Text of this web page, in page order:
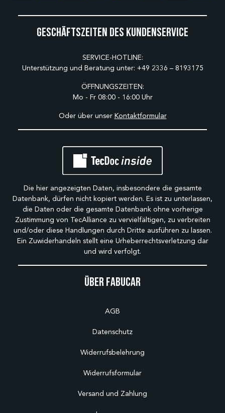
Über Fabucar
AGB
Datenschutz
Widerrufsbelehrung
Widerrufsformular
Versand und Zahlung
Geschäftszeiten des Kundenservice
SERVICE-HOTLINE:
Unterstützung und Beratung unter: +49 2336 – 8193175
ÖFFNUNGSZEITEN:
Mo - Fr 08:00 - 16:00 Uhr
Oder über unser Kontaktformular
Die hier angezeigten Daten, insbesondere die gesamte
Datenbank, dürfen nicht kopiert werden. Es ist zu unterlassen,
die Daten oder die gesamte Datenbank ohne vorherige
Zustimmung von TecAlliance zu vervielfältigen, zu verbreiten
und/oder diese Handlungen durch Dritte ausführen zu lassen.
Ein Zuwiderhandeln stellt eine Urheberrechtsverletzung dar
und wird verfolgt.